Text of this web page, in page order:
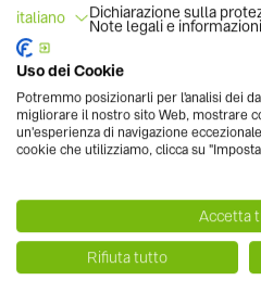
italiano Dichiarazione sulla
Note legali e
Uso dei Cookie
Potremmo posizionarli per l'analisi dei
migliorare il nostro sito Web, mostrare
un'esperienza di navigazione
cookie che utilizziamo, clicca su
Accetta
Rifiuta tutto